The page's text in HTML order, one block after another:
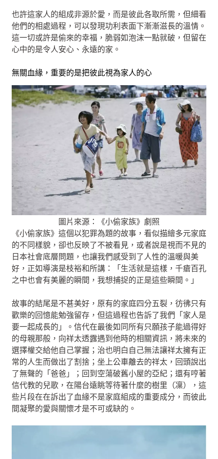
也許這家人的組成非源於愛，而是彼此各取所需，但細看
他們的相處過程，可以發現功利表面下漸漸滋長的溫情。
這一切或許是偷來的幸福，脆弱如泡沫一點就破，但留在
心中的是令人安心、永遠的家。
無關血緣，重要的是把彼此視為家人的心
圖片來源：《小偷家族》劇照
《小偷家族》這個以犯罪為題的故事，看似描繪多元家庭
的不同樣貌，卻也反映了不被看見，或者說是視而不見的
日本社會底層問題，也讓我們感受到了人性的溫暖與美
好，正如導演是枝裕和所講：「生活就是這樣，千瘡百孔
之中也會有美麗的瞬間，我想捕捉的正是這些瞬間。」
故事的結尾是不甚美好，原有的家庭四分五裂，彷彿只有
歡樂的回憶能勉強留存，但這過程也告訴了我們「家人是
要一起成長的」。信代在最後如同所有只願孩子能過得好
的母親那般，向祥太透露遇到他時的相關資訊，將未來的
選擇權交給他自己掌握；治也明白自己無法讓祥太擁有正
常的人生而做出了割捨；坐上公車離去的祥太，回頭說出
了無聲的「爸爸」；回到空蕩破舊小屋的亞紀；還有哼著
信代教的兒歌，在陽台遠眺等待著什麼的樹里（凜），這
些片段在在訴出了血緣不是家庭組成的重要成分，而彼此
間凝聚的愛與關懷才是不可或缺的。